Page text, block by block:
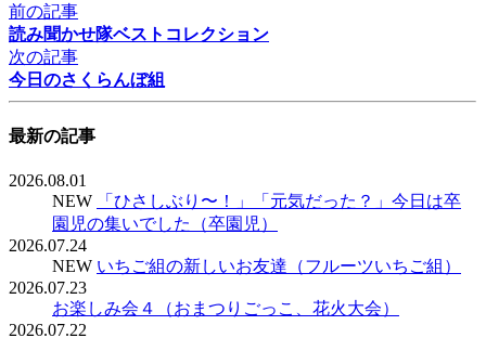
前の記事
読み聞かせ隊ベストコレクション
次の記事
今日のさくらんぼ組
最新の記事
2026.08.01
NEW
「ひさしぶり〜！」「元気だった？」今日は卒
園児の集いでした（卒園児）
2026.07.24
NEW いちご組の新しいお友達（フルーツいちご組）
2026.07.23
お楽しみ会４（おまつりごっこ、花火大会）
2026.07.22